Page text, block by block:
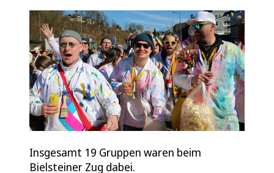
Insgesamt 19 Gruppen waren beim
Bielsteiner Zug dabei.